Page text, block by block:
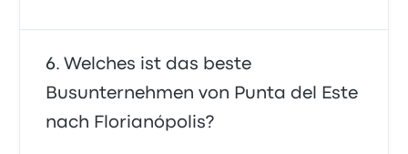
Welches ist das beste
Busunternehmen von Punta del Este
nach Florianópolis?